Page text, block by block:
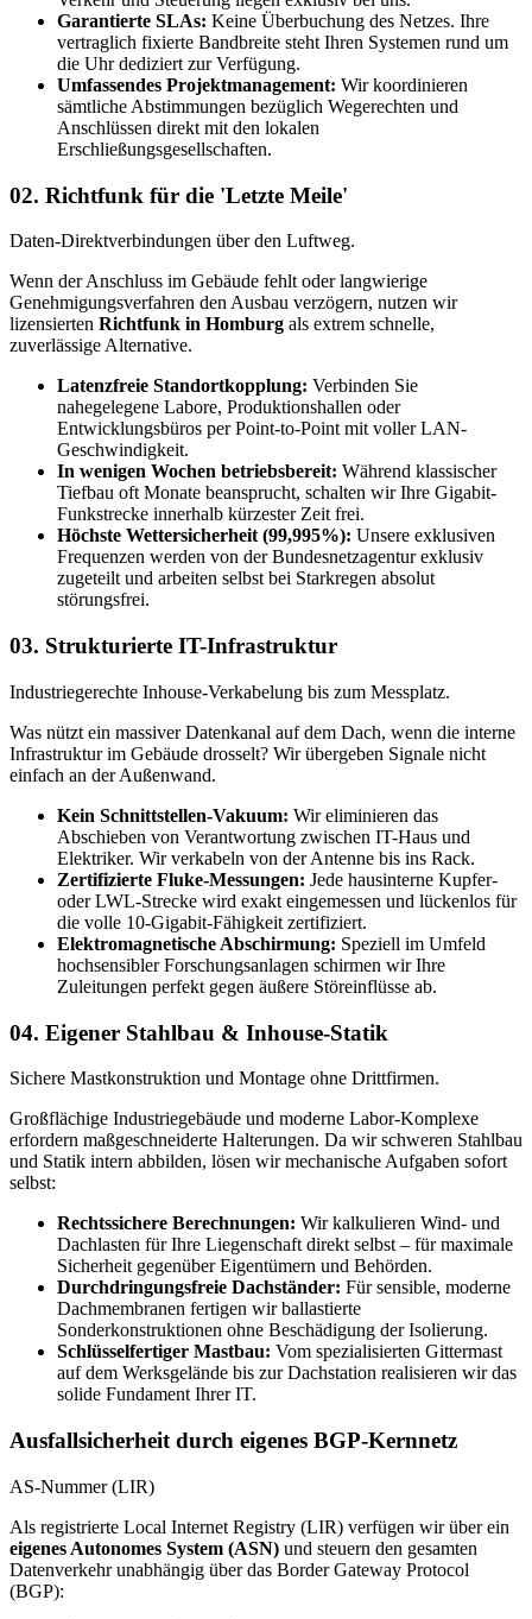
Garantierte SLAs: Keine Überbuchung des Netzes. Ihre
vertraglich fixierte Bandbreite steht Ihren Systemen rund um
die Uhr dediziert zur Verfügung.
Umfassendes Projektmanagement: Wir koordinieren
sämtliche Abstimmungen bezüglich Wegerechten und
Anschlüssen direkt mit den lokalen
Erschließungsgesellschaften.
02. Richtfunk für die 'Letzte Meile'
Daten-Direktverbindungen über den Luftweg.
Wenn der Anschluss im Gebäude fehlt oder langwierige
Genehmigungsverfahren den Ausbau verzögern, nutzen wir
lizensierten Richtfunk in Homburg als extrem schnelle,
zuverlässige Alternative.
Latenzfreie Standortkopplung: Verbinden Sie
nahegelegene Labore, Produktionshallen oder
Entwicklungsbüros per Point-to-Point mit voller LAN-
Geschwindigkeit.
In wenigen Wochen betriebsbereit: Während klassischer
Tiefbau oft Monate beansprucht, schalten wir Ihre Gigabit-
Funkstrecke innerhalb kürzester Zeit frei.
Höchste Wettersicherheit (99,995%): Unsere exklusiven
Frequenzen werden von der Bundesnetzagentur exklusiv
zugeteilt und arbeiten selbst bei Starkregen absolut
störungsfrei.
03. Strukturierte IT-Infrastruktur
Industriegerechte Inhouse-Verkabelung bis zum Messplatz.
Was nützt ein massiver Datenkanal auf dem Dach, wenn die interne
Infrastruktur im Gebäude drosselt? Wir übergeben Signale nicht
einfach an der Außenwand.
Kein Schnittstellen-Vakuum: Wir eliminieren das
Abschieben von Verantwortung zwischen IT-Haus und
Elektriker. Wir verkabeln von der Antenne bis ins Rack.
Zertifizierte Fluke-Messungen: Jede hausinterne Kupfer-
oder LWL-Strecke wird exakt eingemessen und lückenlos für
die volle 10-Gigabit-Fähigkeit zertifiziert.
Elektromagnetische Abschirmung: Speziell im Umfeld
hochsensibler Forschungsanlagen schirmen wir Ihre
Zuleitungen perfekt gegen äußere Störeinflüsse ab.
04. Eigener Stahlbau & Inhouse-Statik
Sichere Mastkonstruktion und Montage ohne Drittfirmen.
Großflächige Industriegebäude und moderne Labor-Komplexe
erfordern maßgeschneiderte Halterungen. Da wir schweren Stahlbau
und Statik intern abbilden, lösen wir mechanische Aufgaben sofort
selbst:
Rechtssichere Berechnungen: Wir kalkulieren Wind- und
Dachlasten für Ihre Liegenschaft direkt selbst – für maximale
Sicherheit gegenüber Eigentümern und Behörden.
Durchdringungsfreie Dachständer: Für sensible, moderne
Dachmembranen fertigen wir ballastierte
Sonderkonstruktionen ohne Beschädigung der Isolierung.
Schlüsselfertiger Mastbau: Vom spezialisierten Gittermast
auf dem Werksgelände bis zur Dachstation realisieren wir das
solide Fundament Ihrer IT.
Ausfallsicherheit durch eigenes BGP-Kernnetz
AS-Nummer (LIR)
Als registrierte Local Internet Registry (LIR) verfügen wir über ein
eigenes Autonomes System (ASN) und steuern den gesamten
Datenverkehr unabhängig über das Border Gateway Protocol
(BGP):